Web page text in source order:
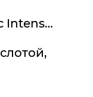
Line Repair Hydra Lactic Intense Peel